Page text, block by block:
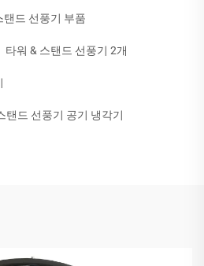
탠드 선풍기 부품
타워 & 스탠드 선풍기 2개
탠드 선풍기 공기 냉각기